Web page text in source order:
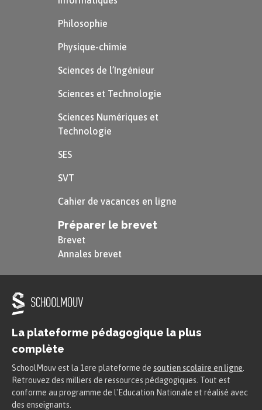
Philosophie
Physique-chimie
Sciences de l’Ingénieur
Sciences et Technologie
Sciences Numériques et
Technologie
SES
SVT
Cahier de vacances en ligne
Préparer le brevet
Brevet
Annales brevet
La plateforme pédagogique la plus
complète
SchoolMouv est la 1ere plateforme de soutien scolaire en ligne
Retrouvez des milliers de ressources pédagogiques. Tout est
conforme au programme de l'Education Nationale et réalisé avec
des enseignants.